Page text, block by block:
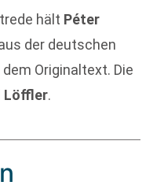
hält Péter
der deutschen
Originaltext. Die
Löffler.